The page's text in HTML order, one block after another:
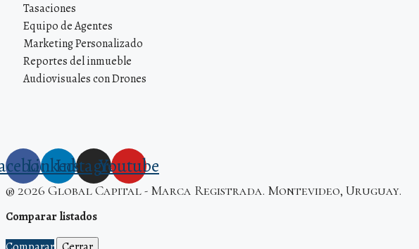
Tasaciones
Equipo de Agentes
Marketing Personalizado
Reportes del inmueble
Audiovisuales con Drones
Linkedin
Instagram
Youtube
® 2026 Global Capital - Marca Registrada. Montevideo, Uruguay.
Comparar listados